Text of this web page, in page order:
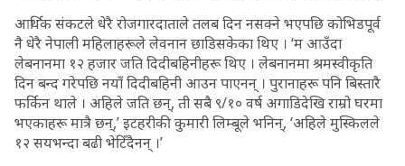
आर्थिक संकटले धेरै रोजगारदाताले तलब दिन नसक्ने भएपछि कोभिडपूर्व
नै धेरै नेपाली महिलाहरूले लेवनान छाडिसकेका थिए । ‘म आउँदा
लेबनानमा १२ हजार जति दिदीबहिनीहरू थिए । लेबनानमा श्रमस्वीकृति
दिन बन्द गरेपछि नयाँ दिदीबहिनी आउन पाएनन् । पुरानाहरू पनि बिस्तारै
फर्किन थाले । अहिले जति छन्, ती सबै ९/१० वर्ष अगाडिदेखि राम्रो घरमा
भएकाहरू मात्रै छन्,’ इटहरीकी कुमारी लिम्बूले भनिन्, ‘अहिले मुस्किलले
१२ सयभन्दा बढी भेटिँदैनन् ।’